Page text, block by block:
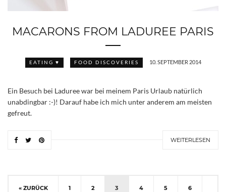
MACARONS FROM LADUREE PARIS
EATING ♥ FOOD DISCOVERIES 10. SEPTEMBER 2014
Ein Besuch bei Laduree war bei meinem Paris Urlaub natürlich
unabdingbar :-)! Darauf habe ich mich unter anderem am meisten
gefreut.
WEITERLESEN
« ZURÜCK 1 2 3 4 5 6